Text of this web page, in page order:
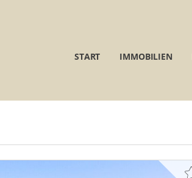
START IMMOBILIEN